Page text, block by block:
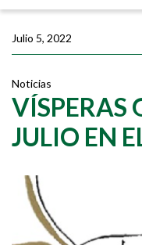
Julio 5, 2022
Noticias
VÍSPERAS
JULIO EN